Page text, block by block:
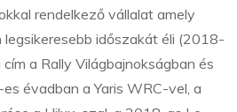
rendelkező vállalat amely
időszakát éli (2018-
a Rally Világbajnokságban és
évadban a Yaris WRC-vel, a